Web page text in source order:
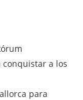
conquistar a los
para